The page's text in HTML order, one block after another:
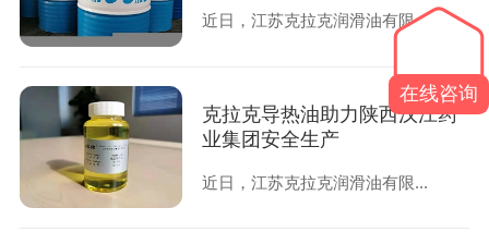
近日，江苏克拉克润滑油有限...
克拉克导热油助力陕西汉江药
业集团安全生产
近日，江苏克拉克润滑油有限...
在线咨询